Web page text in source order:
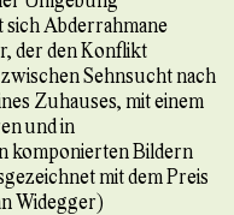
sich Abderrahmane
der den Konflikt
Sehnsucht nach
Zuhauses, mit einem
und in
komponierten Bildern
mit dem Preis
Widegger)